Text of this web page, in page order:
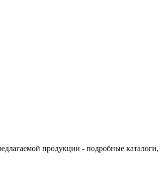
продукции - подробные каталоги,